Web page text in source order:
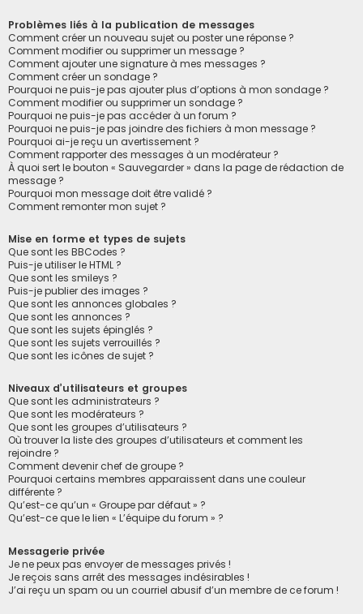
Problèmes liés à la publication de messages
Comment créer un nouveau sujet ou poster une réponse ?
Comment modifier ou supprimer un message ?
Comment ajouter une signature à mes messages ?
Comment créer un sondage ?
Pourquoi ne puis-je pas ajouter plus d’options à mon sondage ?
Comment modifier ou supprimer un sondage ?
Pourquoi ne puis-je pas accéder à un forum ?
Pourquoi ne puis-je pas joindre des fichiers à mon message ?
Pourquoi ai-je reçu un avertissement ?
Comment rapporter des messages à un modérateur ?
À quoi sert le bouton « Sauvegarder » dans la page de rédaction de
message ?
Pourquoi mon message doit être validé ?
Comment remonter mon sujet ?
Mise en forme et types de sujets
Que sont les BBCodes ?
Puis-je utiliser le HTML ?
Que sont les smileys ?
Puis-je publier des images ?
Que sont les annonces globales ?
Que sont les annonces ?
Que sont les sujets épinglés ?
Que sont les sujets verrouillés ?
Que sont les icônes de sujet ?
Niveaux d’utilisateurs et groupes
Que sont les administrateurs ?
Que sont les modérateurs ?
Que sont les groupes d’utilisateurs ?
Où trouver la liste des groupes d’utilisateurs et comment les
rejoindre ?
Comment devenir chef de groupe ?
Pourquoi certains membres apparaissent dans une couleur
différente ?
Qu’est-ce qu’un « Groupe par défaut » ?
Qu’est-ce que le lien « L’équipe du forum » ?
Messagerie privée
Je ne peux pas envoyer de messages privés !
Je reçois sans arrêt des messages indésirables !
J’ai reçu un spam ou un courriel abusif d’un membre de ce forum !